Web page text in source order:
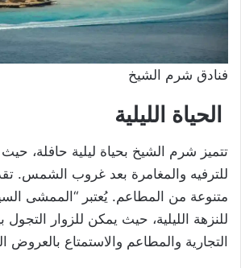
فنادق شرم الشيخ
الحياة الليلية
تتميز شرم الشيخ بحياة ليلية حافلة، حيث
للترفيه والمغامرة بعد غروب الشمس.
متنوعة من المطاعم. يُعتبر “الممشى
للنزهة الليلية، حيث يمكن للزوار التجول
التجارية والمطاعم والاستمتاع بالعروض